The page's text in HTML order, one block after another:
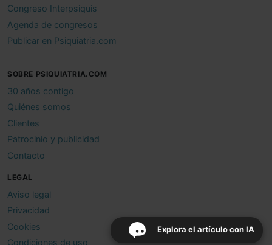
Explora el artículo con IA
Congreso Interpsiquis
Agenda de congresos
Publicar en Psiquiatria.com
SOBRE PSIQUIATRIA.COM
30 años contigo
Quiénes somos
Clientes
Patrocinio y publicidad
Contacto
LEGAL
Aviso legal
Privacidad
Cookies
Condiciones de uso